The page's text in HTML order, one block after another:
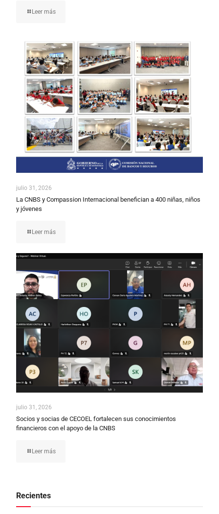
Leer más
julio 31, 2026
La CNBS y Compassion Internacional benefician a 400 niñas, niños
y jóvenes
Leer más
julio 31, 2026
Socios y socias de CECOEL fortalecen sus conocimientos
financieros con el apoyo de la CNBS
Leer más
Recientes